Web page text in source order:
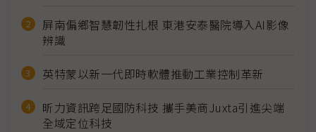
屏南偏鄉智慧韌性扎根 東港安泰醫院導入AI影像
辨識
英特蒙以新一代即時軟體推動工業控制革新
昕力資訊跨足國防科技 攜手美商Juxta引進尖端
全域定位科技